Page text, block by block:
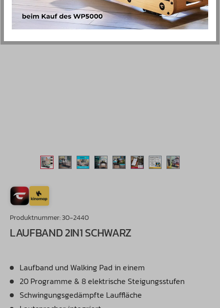
Produktnummer:30-2440
LAUFBAND 2IN1 SCHWARZ
Laufband und Walking Pad in einem
20 Programme & 8 elektrische Steigungsstufen
Schwingungsgedämpfte Lauffläche